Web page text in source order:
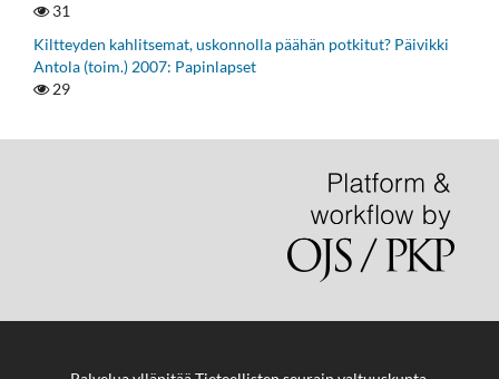
31
Kiltteyden kahlitsemat, uskonnolla päähän potkitut? Päivikki
Antola (toim.) 2007: Papinlapset
29